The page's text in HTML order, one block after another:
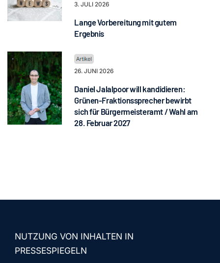
3. JULI 2026
Lange Vorbereitung mit gutem
Ergebnis
26. JUNI 2026
Daniel Jalalpoor will kandidieren:
Grünen-Fraktionssprecher bewirbt
sich für Bürgermeisteramt / Wahl am
28. Februar 2027
NUTZUNG VON INHALTEN IN
PRESSESPIEGELN